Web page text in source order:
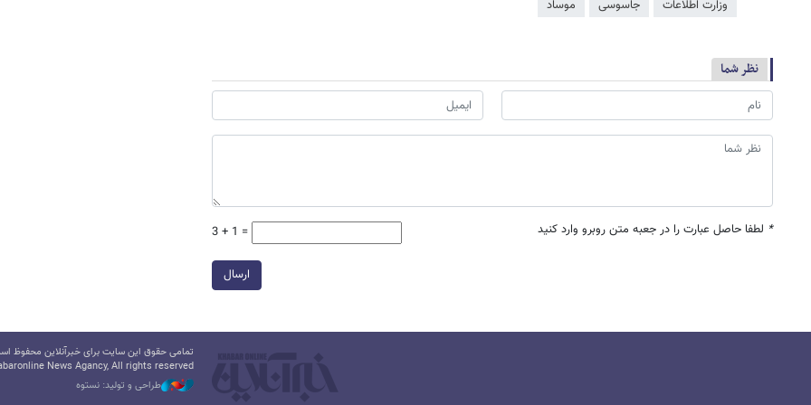
وزارت اطلاعات جاسوسی موساد
نظر شما
* لطفا حاصل عبارت را در جعبه متن روبرو وارد کنید 3 + 1 =
ارسال
تمامی حقوق این سایت برای خبرآنلاین محفوظ
News Agancy, All rights reserved
طراحی و تولید: نستوه